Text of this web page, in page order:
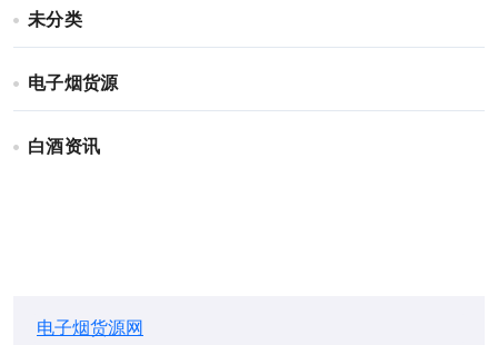
未分类
电子烟货源
白酒资讯
电子烟货源网